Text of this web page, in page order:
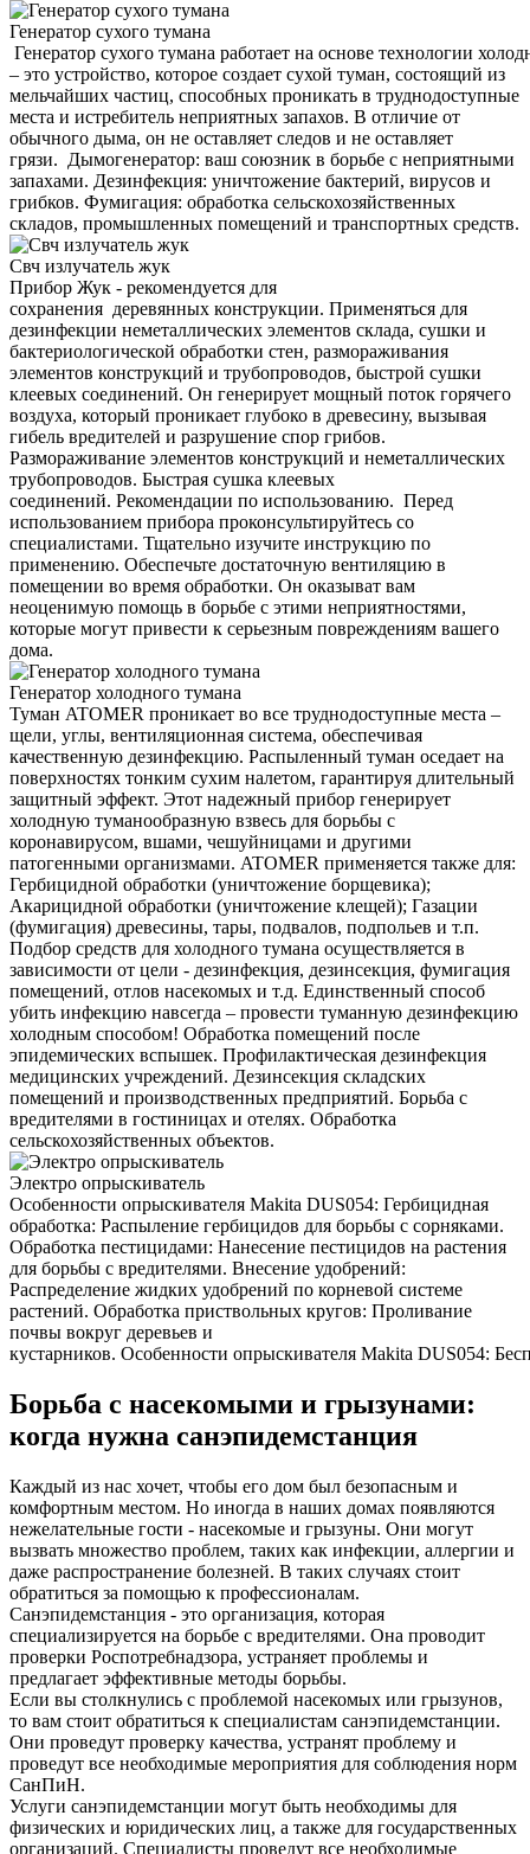
Генератор сухого тумана
Генератор сухого тумана работает на основе технологии
– это устройство, которое создает сухой туман, состоящий из
мельчайших частиц, способных проникать в труднодоступные
места и истребитель неприятных запахов. В отличие от
обычного дыма, он не оставляет следов и не оставляет
грязи. Дымогенератор: ваш союзник в борьбе с неприятными
запахами. Дезинфекция: уничтожение бактерий, вирусов и
грибков. Фумигация: обработка сельскохозяйственных
складов, промышленных помещений и транспортных средств.
Свч излучатель жук
Прибор Жук - рекомендуется для
сохранения деревянных конструкции. Применяться для
дезинфекции неметаллических элементов склада, сушки и
бактериологической обработки стен, размораживания
элементов конструкций и трубопроводов, быстрой сушки
клеевых соединений. Он генерирует мощный поток горячего
воздуха, который проникает глубоко в древесину, вызывая
гибель вредителей и разрушение спор грибов.
Размораживание элементов конструкций и неметаллических
трубопроводов. Быстрая сушка клеевых
соединений. Рекомендации по использованию. Перед
использованием прибора проконсультируйтесь со
специалистами. Тщательно изучите инструкцию по
применению. Обеспечьте достаточную вентиляцию в
помещении во время обработки. Он оказыват вам
неоценимую помощь в борьбе с этими неприятностями,
которые могут привести к серьезным повреждениям вашего
дома.
Генератор холодного тумана
Туман ATOMER проникает во все труднодоступные места –
щели, углы, вентиляционная система, обеспечивая
качественную дезинфекцию. Распыленный туман оседает на
поверхностях тонким сухим налетом, гарантируя длительный
защитный эффект. Этот надежный прибор генерирует
холодную туманообразную взвесь для борьбы с
коронавирусом, вшами, чешуйницами и другими
патогенными организмами. ATOMER применяется также для:
Гербицидной обработки (уничтожение борщевика);
Акарицидной обработки (уничтожение клещей); Газации
(фумигация) древесины, тары, подвалов, подпольев и т.п.
Подбор средств для холодного тумана осуществляется в
зависимости от цели - дезинфекция, дезинсекция, фумигация
помещений, отлов насекомых и т.д. Единственный способ
убить инфекцию навсегда – провести туманную дезинфекцию
холодным способом! Обработка помещений после
эпидемических вспышек. Профилактическая дезинфекция
медицинских учреждений. Дезинсекция складских
помещений и производственных предприятий. Борьба с
вредителями в гостиницах и отелях. Обработка
сельскохозяйственных объектов.
Электро опрыскиватель
Особенности опрыскивателя Makita DUS054: Гербицидная
обработка: Распыление гербицидов для борьбы с сорняками.
Обработка пестицидами: Нанесение пестицидов на растения
для борьбы с вредителями. Внесение удобрений:
Распределение жидких удобрений по корневой системе
растений. Обработка приствольных кругов: Проливание
почвы вокруг деревьев и
кустарников. Особенности опрыскивателя Makita DUS054:
Борьба с насекомыми и грызунами:
когда нужна санэпидемстанция
Каждый из нас хочет, чтобы его дом был безопасным и
комфортным местом. Но иногда в наших домах появляются
нежелательные гости - насекомые и грызуны. Они могут
вызвать множество проблем, таких как инфекции, аллергии и
даже распространение болезней. В таких случаях стоит
обратиться за помощью к профессионалам.
Санэпидемстанция - это организация, которая
специализируется на борьбе с вредителями. Она проводит
проверки Роспотребнадзора, устраняет проблемы и
предлагает эффективные методы борьбы.
Если вы столкнулись с проблемой насекомых или грызунов,
то вам стоит обратиться к специалистам санэпидемстанции.
Они проведут проверку качества, устранят проблему и
проведут все необходимые мероприятия для соблюдения норм
СанПиН.
Услуги санэпидемстанции могут быть необходимы для
физических и юридических лиц, а также для государственных
организаций. Специалисты проведут все необходимые